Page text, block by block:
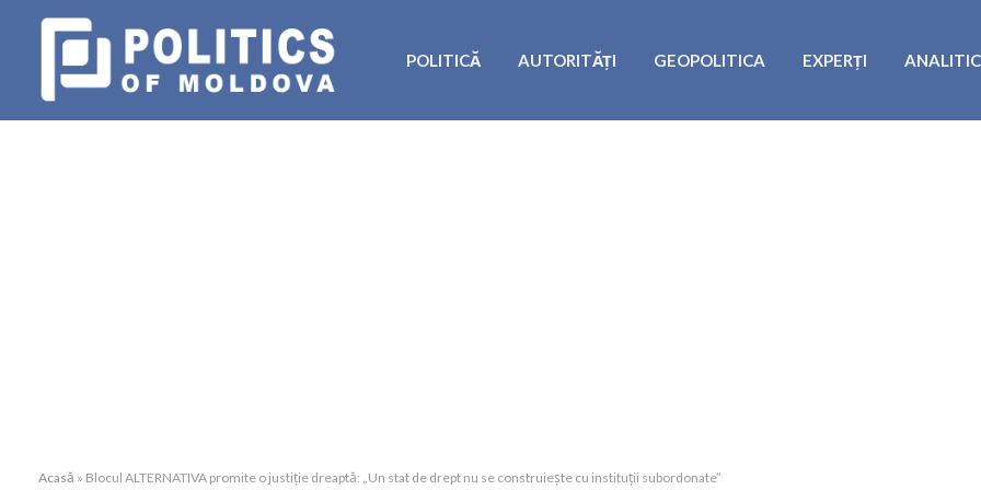
POLITICĂ AUTORITĂȚI GEOPOLITICA EXPERȚI
Acasă » Blocul ALTERNATIVA promite o justiție dreaptă: „Un stat de drept nu se construiește cu instituții subordonate”